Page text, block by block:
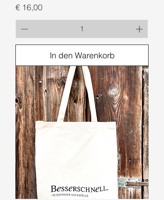
Preis
€ 16,00
In den Warenkorb